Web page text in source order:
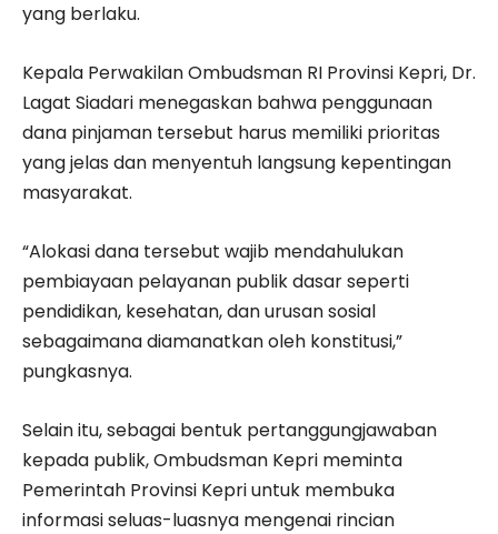
yang berlaku.
Kepala Perwakilan Ombudsman RI Provinsi Kepri, Dr.
Lagat Siadari menegaskan bahwa penggunaan
dana pinjaman tersebut harus memiliki prioritas
yang jelas dan menyentuh langsung kepentingan
masyarakat.
“Alokasi dana tersebut wajib mendahulukan
pembiayaan pelayanan publik dasar seperti
pendidikan, kesehatan, dan urusan sosial
sebagaimana diamanatkan oleh konstitusi,”
pungkasnya.
Selain itu, sebagai bentuk pertanggungjawaban
kepada publik, Ombudsman Kepri meminta
Pemerintah Provinsi Kepri untuk membuka
informasi seluas-luasnya mengenai rincian